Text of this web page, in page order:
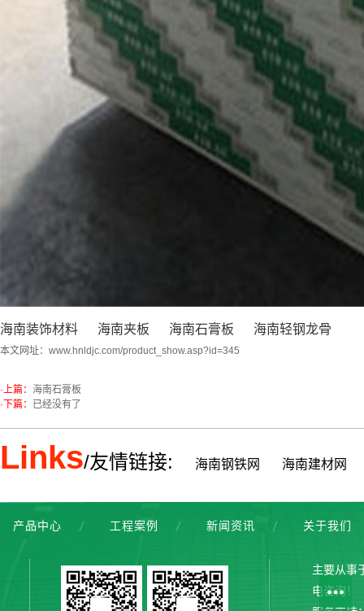
海南装饰材料 海南夹板 海南石膏板 海南轻钢龙骨
本文网址： www.hnldjc.com/product_show.asp?id=345
·上篇： 海南石膏板
·下篇： 已经没有了
Links/友情链接: 海南钢铁网 海南建材网
产品中心 工程案例 新闻资讯 关于我们
主要从事
电咨询！